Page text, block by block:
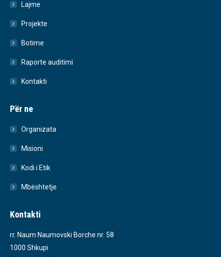
Lajme
Projekte
Botime
Raporte auditimi
Kontakti
Për ne
Organizata
Misioni
Kodi i Etik
Mbështetje
Kontakti
rr. Naum Naumovski Borche nr. 58
1000 Shkupi